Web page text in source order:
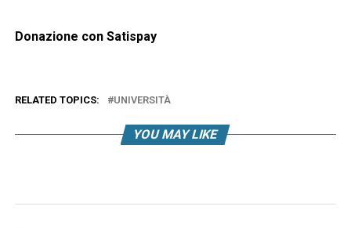
Donazione con Satispay
RELATED TOPICS: UNIVERSITÀ
YOU MAY LIKE